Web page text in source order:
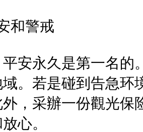
和警戒
安永久是第一名的
。若是碰到告急环
，采辦一份觀光保
心。